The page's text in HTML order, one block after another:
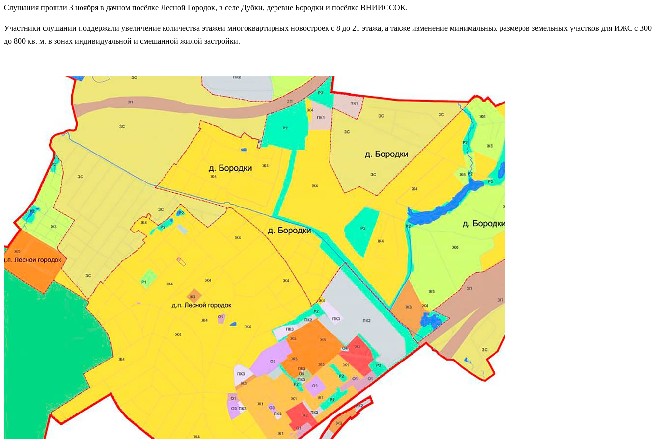
Слушания прошли 3 ноября в дачном посёлке Лесной Городок, в селе Дубки, деревне Бородки и посёлке ВНИИССОК.
Участники слушаний поддержали увеличение количества этажей многоквартирных новостроек с 8 до 21 этажа, а также изменение минимальных размеров земельных участков для ИЖС с 300
до 800 кв. м. в зонах индивидуальной и смешанной жилой застройки.